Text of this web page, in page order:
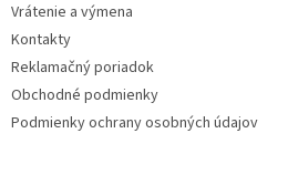
Vrátenie a výmena
Kontakty
Reklamačný poriadok
Obchodné podmienky
Podmienky ochrany osobných údajov